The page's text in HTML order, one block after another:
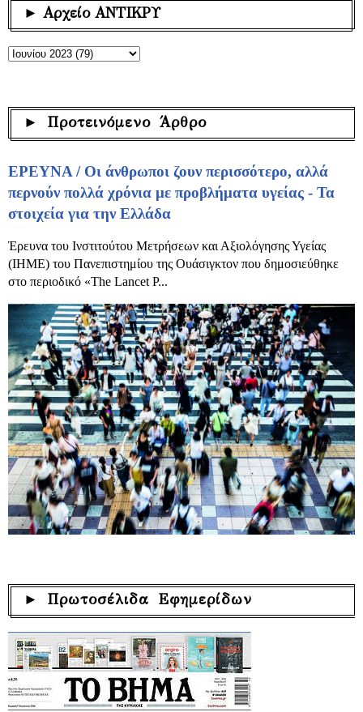
► Αρχείο ΑΝΤΙΚΡΥ
► Προτεινόμενο Άρθρο
ΕΡΕΥΝΑ / Οι άνθρωποι ζουν περισσότερο, αλλά
περνούν πολλά χρόνια με προβλήματα υγείας - Τα
στοιχεία για την Ελλάδα
Έρευνα του Ινστιτούτου Μετρήσεων και Αξιολόγησης Υγείας
(IHME) του Πανεπιστημίου της Ουάσιγκτον που δημοσιεύθηκε
στο περιοδικό «The Lancet P...
► Πρωτοσέλιδα Εφημερίδων